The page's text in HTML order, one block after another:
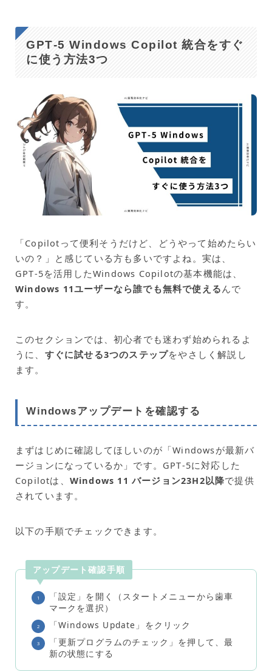
GPT‑5 Windows Copilot 統合をすぐ
に使う方法3つ
「Copilotって便利そうだけど、どうやって始めたらい
いの？」と感じている方も多いですよね。実は、
GPT‑5を活用したWindows Copilotの基本機能は、
Windows 11ユーザーなら誰でも無料で使える んで
す。
このセクションでは、初心者でも迷わず始められるよ
うに、 すぐに試せる3つのステップをやさしく解説し
ます。
Windowsアップデートを確認する
まずはじめに確認してほしいのが「Windowsが最新バ
ージョンになっているか」です。GPT‑5に対応した
Copilotは、 Windows 11 バージョン23H2以降で提供
されています。
以下の手順でチェックできます。
アップデート確認手順
「設定」を開く（スタートメニューから歯車
マークを選択）
「Windows Update」をクリック
「更新プログラムのチェック」を押して、最
新の状態にする